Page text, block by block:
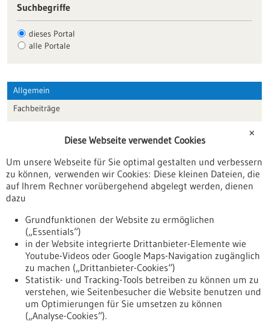
Suchbegriffe
dieses Portal
alle Portale
Allgemein
Fachbeiträge
Veranstaltungen
Erscheinungsdatum
Nach oben
✕
Diese Webseite verwendet Cookies
Um unsere Webseite für Sie optimal gestalten und verbessern
zu können, verwenden wir Cookies: Diese kleinen Dateien, die
auf Ihrem Rechner vorübergehend abgelegt werden, dienen
dazu
Grundfunktionen der Website zu ermöglichen
(„Essentials“)
in der Website integrierte Drittanbieter-Elemente wie
Youtube-Videos oder Google Maps-Navigation zugänglich
zu machen („Drittanbieter-Cookies“)
Statistik- und Tracking-Tools betreiben zu können um zu
verstehen, wie Seitenbesucher die Website benutzen und
um Optimierungen für Sie umsetzen zu können
(„Analyse-Cookies“).